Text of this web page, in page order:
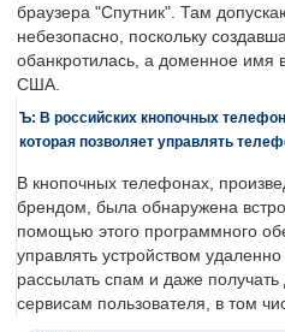
браузера "Спутник". Там
небезопасно, поскольку
обанкротилась, а доменное имя
США.
Ъ: В российских кнопочных
которая позволяет управлять
В кнопочных телефонах,
брендом, была обнаружена
помощью этого программного
управлять устройством
рассылать спам и даже
сервисам пользователя, в том